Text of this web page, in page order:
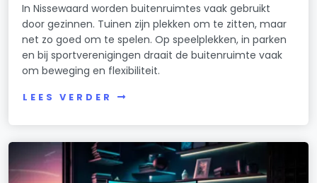
In Nissewaard worden buitenruimtes vaak gebruikt
door gezinnen. Tuinen zijn plekken om te zitten, maar
net zo goed om te spelen. Op speelplekken, in parken
en bij sportverenigingen draait de buitenruimte vaak
om beweging en flexibiliteit.
LEES VERDER